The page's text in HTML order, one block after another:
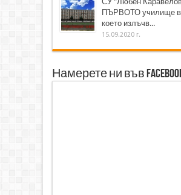
ПЪРВОТО училище в
което излъчв...
15.09.2020 г.
Намерете ни във